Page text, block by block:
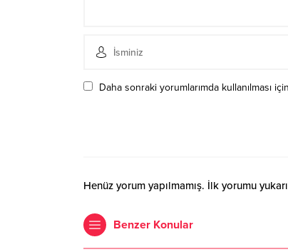
Daha sonraki yorumlarımda kullanılması
Henüz yorum yapılmamış. İlk yorumu
Benzer Konular